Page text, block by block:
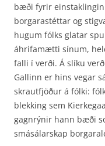
bæði fyrir
borgarastéttar og
hugum fólks glatar
áhrifamætti sínum,
falli í verði. Á slíku
Gallinn er hins vegar
skrautfjöður á fólki:
blekking sem
gagnrýnir hann bæði
smásálarskap